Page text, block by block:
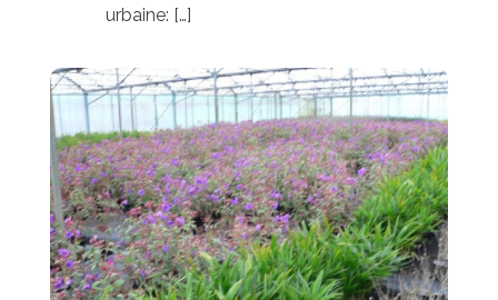
urbaine: […]